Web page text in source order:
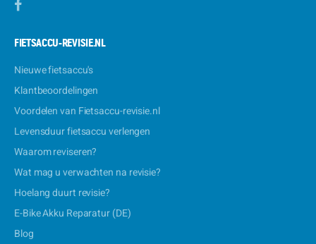
FIETSACCU-REVISIE.NL
Nieuwe fietsaccu's
Klantbeoordelingen
Voordelen van Fietsaccu-revisie.nl
Levensduur fietsaccu verlengen
Waarom reviseren?
Wat mag u verwachten na revisie?
Hoelang duurt revisie?
E-Bike Akku Reparatur (DE)
Blog